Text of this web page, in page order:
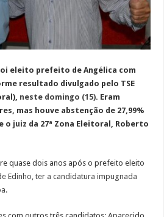
eleito prefeito de Angélica com
resultado divulgado pelo TSE
neste domingo (15). Eram
mas houve abstenção de 27,99%
o juiz da 27ª Zona Eleitoral, Roberto
quase dois anos após o prefeito eleito
Edinho, ter a candidatura impugnada